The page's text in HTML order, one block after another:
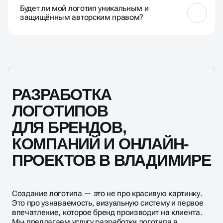
профессиональный эскиз.
Будет ли мой логотип уникальным и
защищённым авторским правом?
РАЗРАБОТКА
ЛОГОТИПОВ
ДЛЯ БРЕНДОВ,
КОМПАНИЙ И ОНЛАЙН-
ПРОЕКТОВ В ВЛАДИМИРЕ
Создание логотипа — это не про красивую картинку.
Это про узнаваемость, визуальную систему и первое
впечатление, которое бренд производит на клиента.